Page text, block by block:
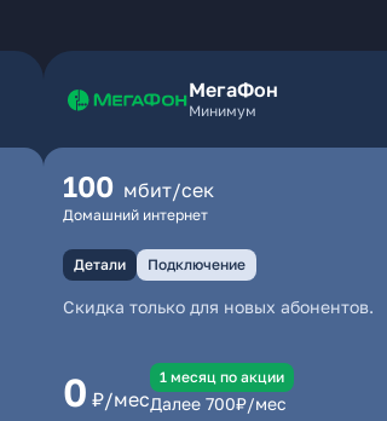
МегаФон
Минимум
100 мбит/сек
Домашний интернет
Детали Подключение
Скидка только для новых абонентов.
0 ₽/мес
1 месяц по акции
Далее 700₽/мес